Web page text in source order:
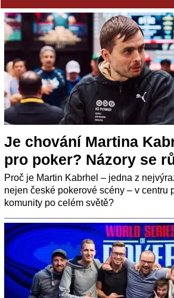
Je chování Martina
pro poker? Názory se
Proč je Martin Kabrhel – jedna z
nejen české pokerové scény – v centru
komunity po celém světě?